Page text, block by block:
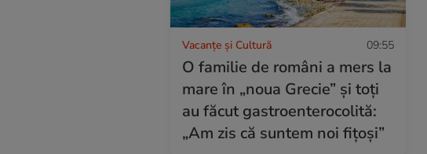
Vacanțe și Cultură 09:55
O familie de români a mers la
mare în „noua Grecie” și toți
au făcut gastroenterocolită:
„Am zis că suntem noi fițoși”